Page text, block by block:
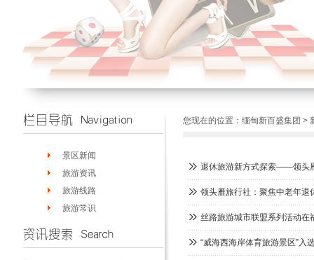
景区新闻
旅游资讯
旅游线路
旅游常识
您现在的位置： 缅甸新百盛集团 >
退休旅游新方式探索——领头
领头雁旅行社：聚焦中老年退
丝路旅游城市联盟系列活动在
“威海西海岸体育旅游景区”入